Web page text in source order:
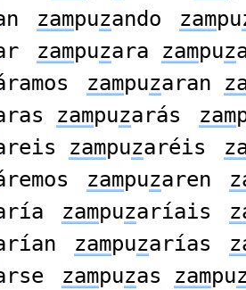
zampuzando zampu
zampuzara zampuz
zampuzaran
zampuzarás zam
zampuzaréis
zampuzaren
zampuzaríais
zampuzarías
zampuzas zampu